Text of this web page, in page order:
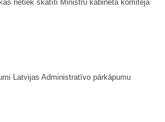
netiek skatīti Ministru kabineta komitejā
Latvijas Administratīvo pārkāpumu